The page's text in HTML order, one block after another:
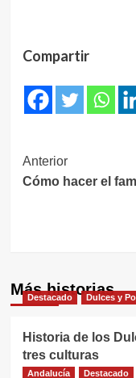
Compartir
de
Anterior
Cómo hacer el
Más historias
Destacado Dulces y
Historia de los
tres culturas
Andalucía Destacado